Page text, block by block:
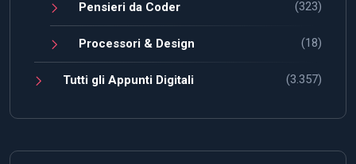
Pensieri da Coder (323)
Processori & Design (18)
Tutti gli Appunti Digitali (3.357)